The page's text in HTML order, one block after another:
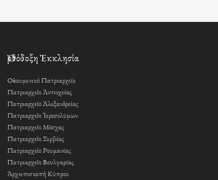
Ὀρθόδοξη Ἐκκλησία
Οἰκουμενικὸ Πατριαρχεῖο
Πατριαρχεῖο Ἀντιοχείας
Πατριαρχεῖο Ἀλεξανδρείας
Πατριαρχεῖο Ἱεροσολύμων
Πατριαρχεῖο Μόσχας
Πατριαρχεῖο Σερβίας
Πατριαρχεῖο Ρουμανίας
Πατριαρχεῖο Βουλγαρίας
Ἀρχιεπισκοπὴ Κύπρου